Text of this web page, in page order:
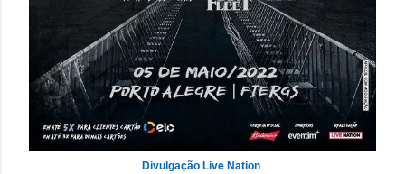
Divulgação Live Nation